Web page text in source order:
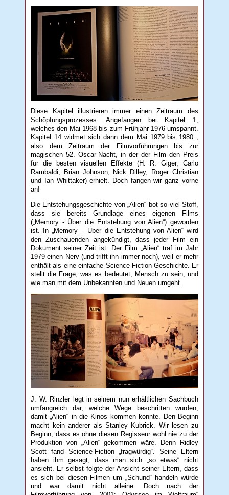
Diese Kapitel illustrieren immer einen Zeitraum des
Schöpfungsprozesses. Angefangen bei Kapitel 1,
welches den Mai 1968 bis zum Frühjahr 1976 umspannt.
Kapitel 14 widmet sich dann dem Mai 1979 bis 1980 ,
also dem Zeitraum der Filmvorführungen bis zur
magischen 52. Oscar-Nacht, in der der Film den Preis
für die besten visuellen Effekte (H. R. Giger, Carlo
Rambaldi, Brian Johnson, Nick Dilley, Roger Christian
und Ian Whittaker) erhielt. Doch fangen wir ganz vorne
an!
Die Entstehungsgeschichte von „Alien“ bot so viel Stoff,
dass sie bereits Grundlage eines eigenen Films
(„Memory - Über die Entstehung von Alien“) geworden
ist. In „Memory – Über die Entstehung von Alien“ wird
den Zuschauenden angekündigt, dass jeder Film ein
Dokument seiner Zeit ist. Der Film „Alien“ traf im Jahr
1979 einen Nerv (und trifft ihn immer noch), weil er mehr
enthält als eine einfache Science-Fiction-Geschichte. Er
stellt die Frage, was es bedeutet, Mensch zu sein, und
wie man mit dem Unbekannten und Neuen umgeht.
J. W. Rinzler legt in seinem nun erhältlichen Sachbuch
umfangreich dar, welche Wege beschritten wurden,
damit „Alien“ in die Kinos kommen konnte. Den Beginn
macht kein anderer als Stanley Kubrick. Wir lesen zu
Beginn, dass es ohne diesen Regisseur wohl nie zu der
Produktion von „Alien“ gekommen wäre. Denn Ridley
Scott fand Science-Fiction „fragwürdig“. Seine Eltern
haben ihm gesagt, dass man sich „so etwas“ nicht
ansieht. Er selbst folgte der Ansicht seiner Eltern, dass
es sich bei diesen Filmen um „Schund“ handeln würde
und war damit nicht alleine. Doch nach der